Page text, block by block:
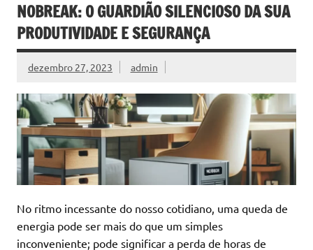
NOBREAK: O GUARDIÃO SILENCIOSO DA SUA
PRODUTIVIDADE E SEGURANÇA
dezembro 27, 2023 admin
No ritmo incessante do nosso cotidiano, uma queda de
energia pode ser mais do que um simples
inconveniente; pode significar a perda de horas de